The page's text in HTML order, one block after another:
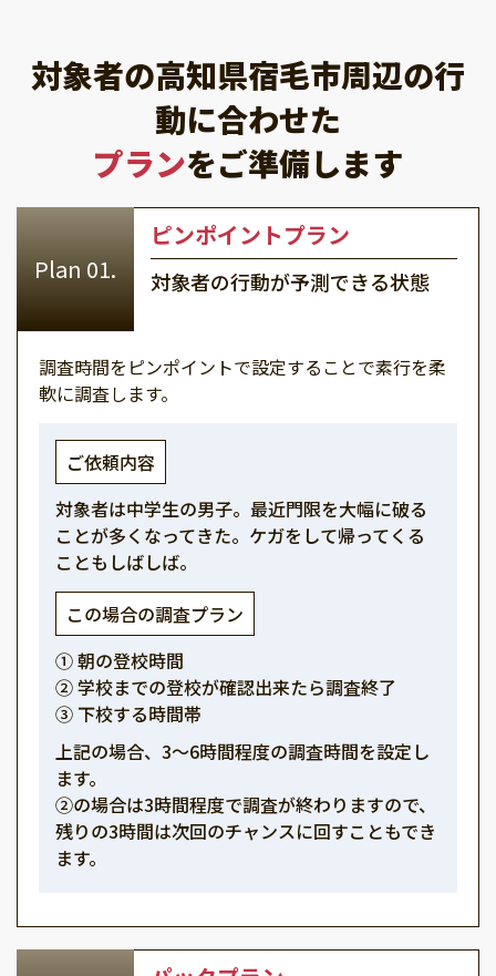
対象者の高知県宿毛市周辺の行
動に合わせた
プランをご準備します
ピンポイントプラン
対象者の行動が予測できる状態
調査時間をピンポイントで設定することで素行を柔
軟に調査します。
ご依頼内容
対象者は中学生の男子。最近門限を大幅に破る
ことが多くなってきた。ケガをして帰ってくる
こともしばしば。
この場合の調査プラン
① 朝の登校時間
② 学校までの登校が確認出来たら調査終了
③ 下校する時間帯
上記の場合、3～6時間程度の調査時間を設定し
ます。
②の場合は3時間程度で調査が終わりますので、
残りの3時間は次回のチャンスに回すこともでき
ます。